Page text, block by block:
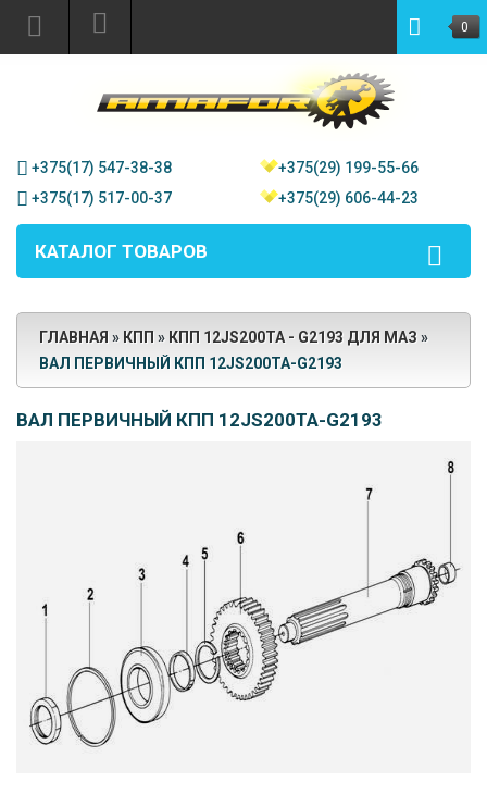
+375(17) 547-38-38
+375(17) 517-00-37
+375(29) 199-55-66
+375(29) 606-44-23
КАТАЛОГ ТОВАРОВ
0
ГЛАВНАЯ» КПП» КПП 12JS200TA - G2193 ДЛЯ МАЗ»
ВАЛ ПЕРВИЧНЫЙ КПП 12JS200TA-G2193
ВАЛ ПЕРВИЧНЫЙ КПП 12JS200TA-G2193